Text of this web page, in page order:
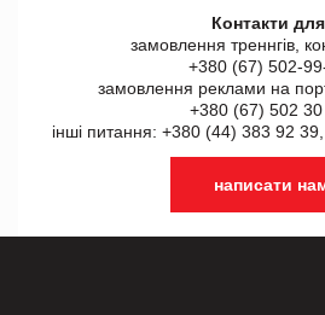
Контакти
замовлення треннгів,
+380 (67) 502-
замовлення реклами на
+380 (67) 502 30
інші питання: +380 (44) 383 92
написати